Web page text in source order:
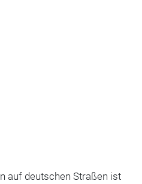
auf deutschen Straßen ist